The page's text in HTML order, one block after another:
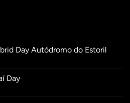
Day Autódromo do Estoril
Day